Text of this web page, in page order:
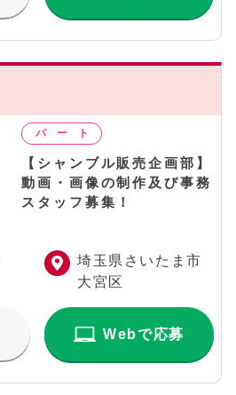
【シャンブル販売企画部】
動画・画像の制作及び事務
スタッフ募集！
埼玉県さいたま市
大宮区
Webで応募